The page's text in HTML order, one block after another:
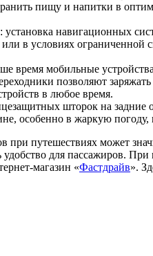
пищу и напитки в
навигационных
в условиях
время мобильные
позволяют
в любое время.
шторок на задние
особенно в жаркую погоду,
при путешествиях может
для пассажиров.
магазин «Фастдрайв».